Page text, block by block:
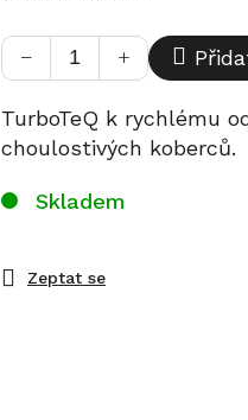
cena:
+
−
TurboTeQ k rychlému
choulostivých koberců.
Zeptat se
Skladem